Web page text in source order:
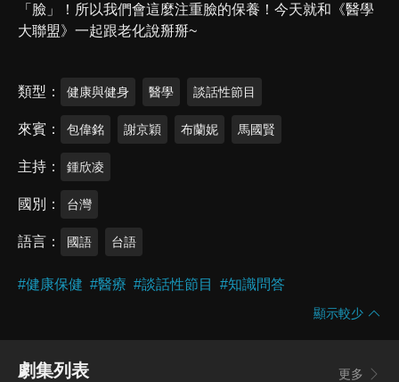
「臉」！所以我們會這麼注重臉的保養！今天就和《醫學
大聯盟》一起跟老化說掰掰~
類型 健康與健身 醫學 談話性節目
來賓 包偉銘 謝京穎 布蘭妮 馬國賢
主持 鍾欣凌
國別 台灣
語言 國語 台語
#健康保健 #醫療 #談話性節目 #知識問答
顯示較少
劇集列表 更多